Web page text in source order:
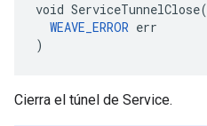
void ServiceTunnelClose(
WEAVE_ERROR err
)
Cierra el túnel de Service.